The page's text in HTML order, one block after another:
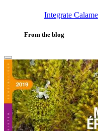
Integrate
From the blog